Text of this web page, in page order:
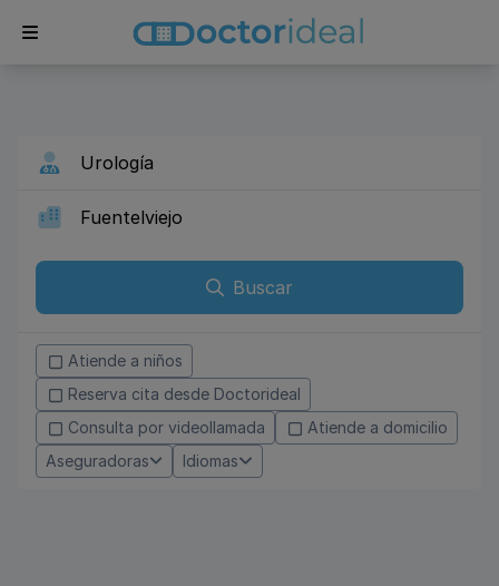
Buscar
Atiende a niños
Reserva cita desde Doctorideal
Consulta por videollamada
Atiende a domicilio
Aseguradoras
Idiomas